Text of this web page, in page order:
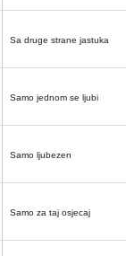
Sa druge strane jastuka
Samo jednom se ljubi
Samo ljubezen
Samo za taj osjecaj